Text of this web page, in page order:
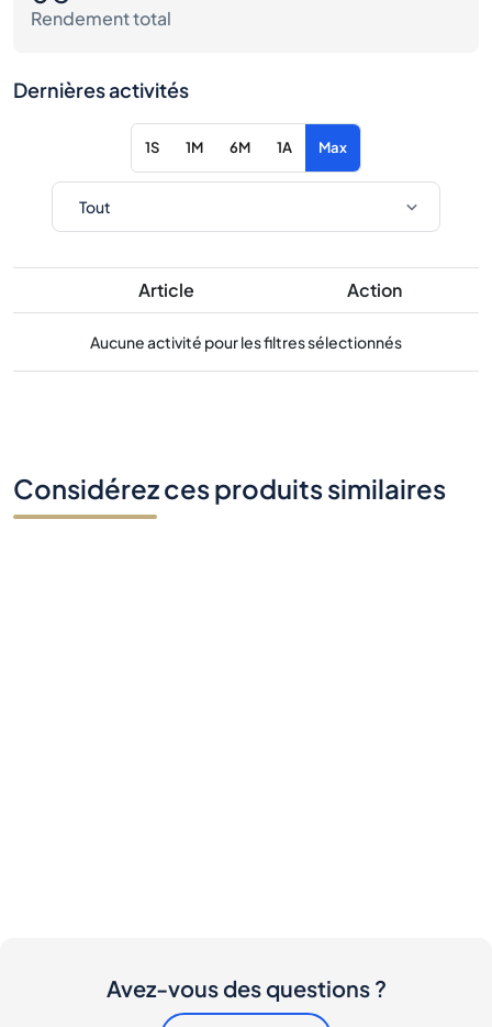
Rendement total
Dernières activités
1S 1M 6M 1A Max
Article Action
Aucune activité pour les filtres sélectionnés
Considérez ces produits similaires
Avez-vous des questions ?